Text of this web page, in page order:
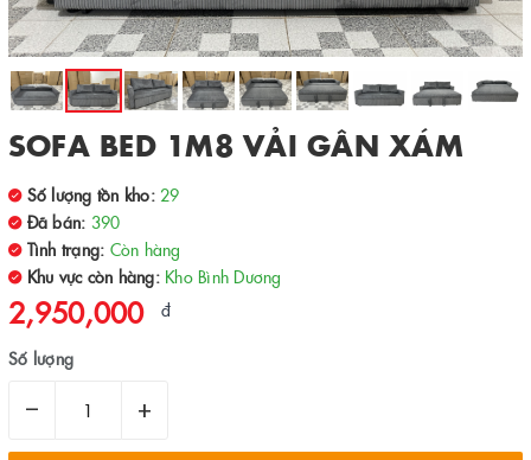
SOFA BED 1M8 VẢI GÂN XÁM
Số lượng tồn kho: 29
Đã bán: 390
Tình trạng: Còn hàng
Khu vực còn hàng: Kho Bình Dương
2,950,000 đ
Số lượng
– +